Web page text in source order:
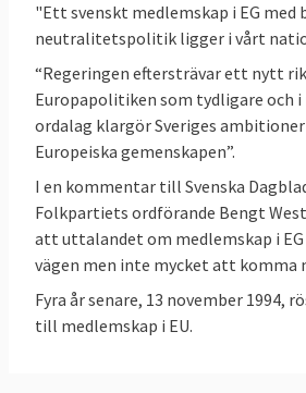
Sverige ofta bland de
Sverige tillhör de rikare EU-
regel bland de främsta
studier eller statistik som rör
pressfrihet,låg korruption
jämställdhet mellan könen,
EU:s sociala resultattavla,
sysselsättningsgrad,
och utveckling och
mer – se nedan.
"Ett svenskt medlemskap i EG med
neutralitetspolitik ligger i vårt
“Regeringen eftersträvar ett nytt
Europapolitiken som tydligare och
ordalag klargör Sveriges
Europeiska gemenskapen”.
I en kommentar till Svenska
Folkpartiets ordförande Bengt
att uttalandet om medlemskap i
vägen men inte mycket att komma
Fyra år senare, 13 november 1994,
till medlemskap i EU.